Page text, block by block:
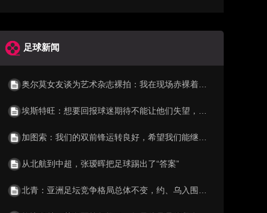
足球新闻
奥尔莫女友谈为艺术杂志裸拍：我在现场赤裸着躺了七个小时
埃斯特旺：想要回报球迷期待不能让他们失望，尽我所能让他们骄傲
加图索：我们的双前锋运转良好，希望我们能继续保持并不断进步
从北航到中超，张瑷晖把足球踢出了“答案”
北青：亚洲足坛竞争格局总体不变，约、乌入围也是厚积薄发的结果